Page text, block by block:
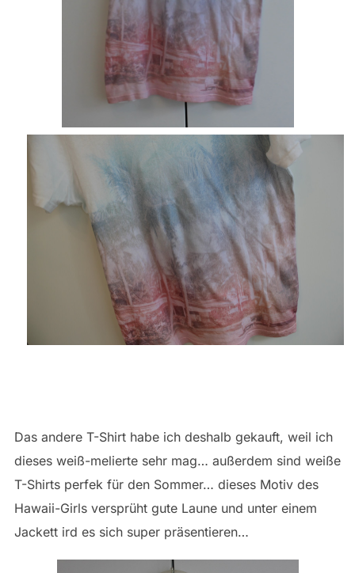
Das andere T-Shirt habe ich deshalb gekauft, weil ich
dieses weiß-melierte sehr mag… außerdem sind weiße
T-Shirts perfek für den Sommer… dieses Motiv des
Hawaii-Girls versprüht gute Laune und unter einem
Jackett ird es sich super präsentieren…